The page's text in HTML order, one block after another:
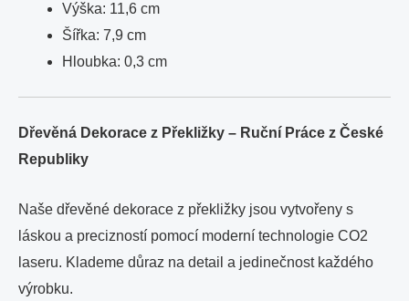
Výška: 11,6 cm
Šířka: 7,9 cm
Hloubka: 0,3 cm
Dřevěná Dekorace z Překližky – Ruční Práce z České
Republiky
Naše dřevěné dekorace z překližky jsou vytvořeny s
láskou a precizností pomocí moderní technologie CO2
laseru. Klademe důraz na detail a jedinečnost každého
výrobku.